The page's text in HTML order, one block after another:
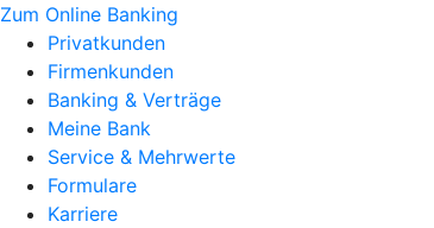
Zum Online Banking
Privatkunden
Firmenkunden
Banking & Verträge
Meine Bank
Service & Mehrwerte
Formulare
Karriere